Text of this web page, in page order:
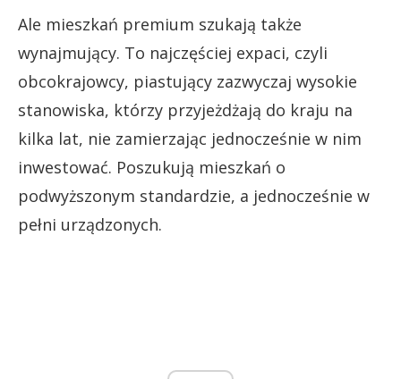
Ale mieszkań premium szukają także
wynajmujący. To najczęściej expaci, czyli
obcokrajowcy, piastujący zazwyczaj wysokie
stanowiska, którzy przyjeżdżają do kraju na
kilka lat, nie zamierzając jednocześnie w nim
inwestować. Poszukują mieszkań o
podwyższonym standardzie, a jednocześnie w
pełni urządzonych.